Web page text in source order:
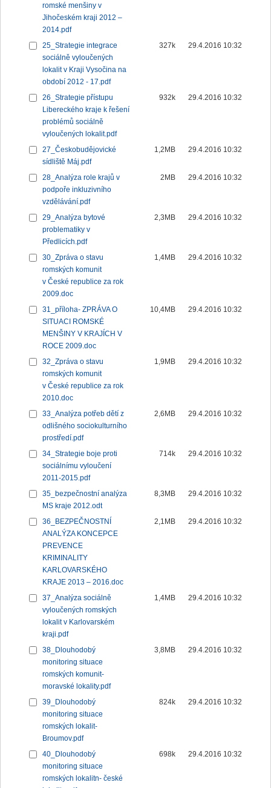
romské menšiny v
Jihočeském kraji 2012 –
2014.pdf
25_Strategie integrace
sociálně vyloučených
lokalit v Kraji Vysočina na
období 2012 - 17.pdf
327k 29.4.2016 10:32
26_Strategie přístupu
Libereckého kraje k řešení
problémů sociálně
vyloučených lokalit.pdf
932k 29.4.2016 10:32
27_Českobudějovické
sídliště Máj.pdf
1,2MB 29.4.2016 10:32
28_Analýza role krajů v
podpoře inkluzivního
vzdělávání.pdf
2MB 29.4.2016 10:32
29_Analýza bytové
problematiky v
Předlicích.pdf
2,3MB 29.4.2016 10:32
30_Zpráva o stavu
romských komunit
v České republice za rok
2009.doc
1,4MB 29.4.2016 10:32
31_příloha- ZPRÁVA O
SITUACI ROMSKÉ
MENŠINY V KRAJÍCH V
ROCE 2009.doc
10,4MB 29.4.2016 10:32
32_Zpráva o stavu
romských komunit
v České republice za rok
2010.doc
1,9MB 29.4.2016 10:32
33_Analýza potřeb dětí z
odlišného sociokulturního
prostředí.pdf
2,6MB 29.4.2016 10:32
34_Strategie boje proti
sociálnímu vyloučení
2011-2015.pdf
714k 29.4.2016 10:32
35_bezpečnostní analýza
MS kraje 2012.odt
8,3MB 29.4.2016 10:32
36_BEZPEČNOSTNÍ
ANALÝZA KONCEPCE
PREVENCE
KRIMINALITY
KARLOVARSKÉHO
KRAJE 2013 – 2016.doc
2,1MB 29.4.2016 10:32
37_Analýza sociálně
vyloučených romských
lokalit v Karlovarském
kraji.pdf
1,4MB 29.4.2016 10:32
38_Dlouhodobý
monitoring situace
romských komunit-
moravské lokality.pdf
3,8MB 29.4.2016 10:32
39_Dlouhodobý
monitoring situace
romských lokalit-
Broumov.pdf
824k 29.4.2016 10:32
40_Dlouhodobý
monitoring situace
romských lokalitn- české
698k 29.4.2016 10:32